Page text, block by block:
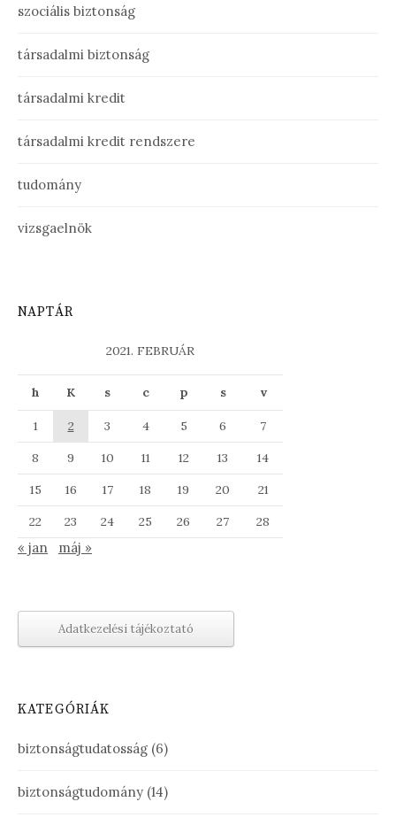
szociális biztonság
társadalmi biztonság
társadalmi kredit
társadalmi kredit rendszere
tudomány
vizsgaelnök
NAPTÁR
2021. FEBRUÁR
h K s c p s v
1 2 3 4 5 6
7
8
9 10 11 12 13
14
15
16 17 18 19 20
21
22
23 24 25 26 27 28
« jan máj »
Adatkezelési tájékoztató
KATEGÓRIÁK
biztonságtudatosság (6)
biztonságtudomány (14)